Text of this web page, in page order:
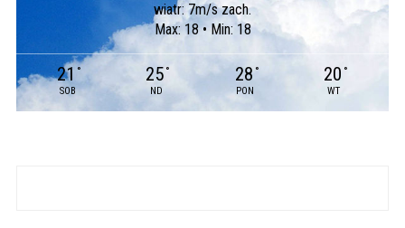
wiatr: 7m/s zach.
Max: 18 • Min: 18
21 °
SOB
25 °
ND
28 °
PON
20 °
WT